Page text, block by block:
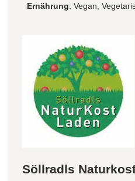
Ernährung: Vegan,
Söllradls